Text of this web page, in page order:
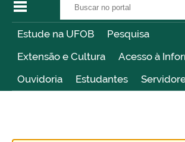
Estude na UFOB
Pesquisa
Extensão e Cultura
Acesso à
Ouvidoria
Estudantes